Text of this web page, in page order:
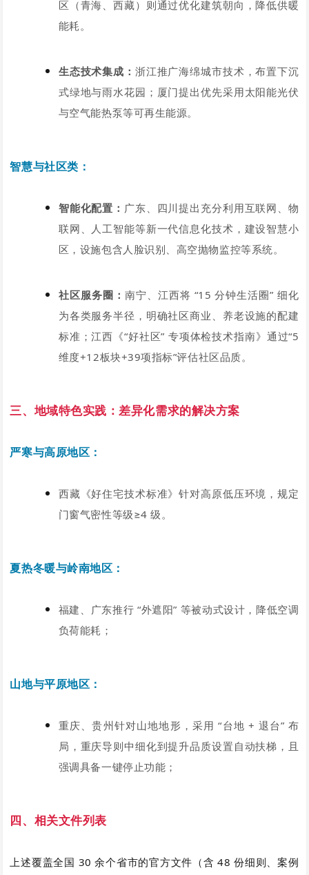
区（青海、西藏）则通过优化建筑朝向，降低供暖
能耗。
生态技术集成： 浙江推广海绵城市技术，布置下沉
式绿地与雨水花园；厦门提出优先采用太阳能光伏
与空气能热泵等可再生能源。
智慧与社区类：
智能化配置： 广东、四川提出 充分利用互联网、物
联网、人工智能等新一代信息化技术，建设智慧小
区 ，设施包含人脸识别、高空抛物监控等系统。
社区服务圈： 南宁、江西将 “15 分钟生活圈” 细化
为各类服务半径，明确社区商业、养老设施的配建
标准；江西《“好社区” 专项体检技术指南》通过“5
维度+12板块+39项指标”评估社区品质。
三、地域特色实践：差异化需求的解决方案
严寒与高原地区：
西藏《好住宅技术标准》针对高原低压环境，规定
门窗气密性等级≥4 级。
夏热冬暖与岭南地区：
福建、广东推行 “外遮阳” 等被动式设计，降低空调
负荷能耗；
山地与平原地区：
重庆、贵州针对山地地形，采用 “台地 + 退台” 布
局，重庆导则中细化到提升品质设置自动扶梯，且
强调具备一键停止功能；
四、相关文件列表
上述覆盖全国 30 余个省市的官方文件（含 48 份细则、案例